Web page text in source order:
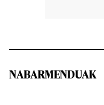
NABARMENDUAK